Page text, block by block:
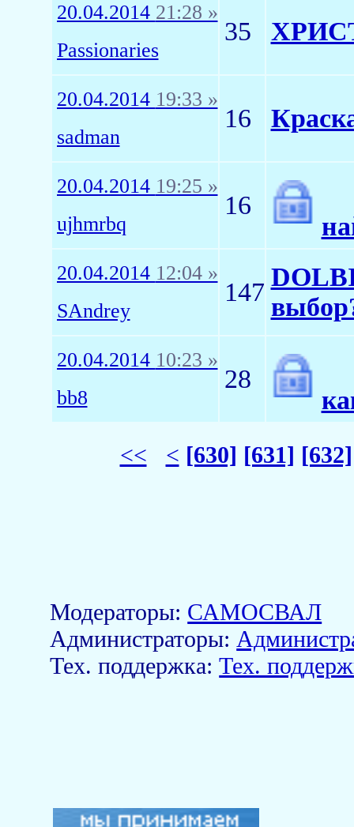
20.04.2014 21:28 »
Passionaries
35
20.04.2014 19:33 »
sadman
16
20.04.2014 19:25 »
ujhmrbq
16
20.04.2014 12:04 »
SAndrey
147
20.04.2014 10:23 »
bb8
28
<< < [630] [631] [632]
Модераторы: САМОСВАЛ
Aдминистраторы:
Тех. поддержка:Тех.